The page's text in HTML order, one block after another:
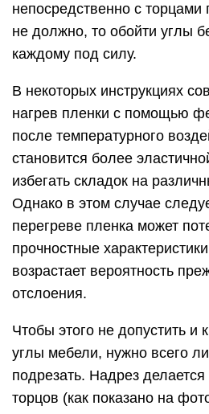
непосредственно с торцами
не должно, то обойти углы
каждому под силу.
В некоторых инструкциях
нагрев пленки с помощью
после температурного
становится более
избегать складок на
Однако в этом случае
перегреве пленка может
прочностные
возрастает вероятность
отслоения.
Чтобы этого не допустить и
углы мебели, нужно всего
подрезать. Надрез
торцов (как показано на